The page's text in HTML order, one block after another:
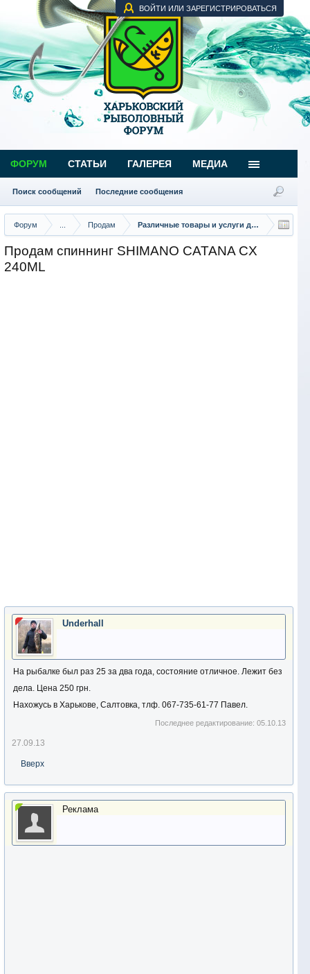
ВОЙТИ ИЛИ ЗАРЕГИСТРИРОВАТЬСЯ
Форум Продам Различные товары и услуги для рыбаков
Продам спиннинг SHIMANO CATANA CX
240ML
Underhall
На рыбалке был раз 25 за два года, состояние отличное. Лежит без
дела. Цена 250 грн.
Нахожусь в Харькове, Салтовка, тлф. 067-735-61-77 Павел.
Последнее редактирование:05.10.13
27.09.13
Вверх
Реклама
ФОРУМ
Поиск сообщений Последние сообщения
СТАТЬИ ГАЛЕРЕЯ МЕДИА